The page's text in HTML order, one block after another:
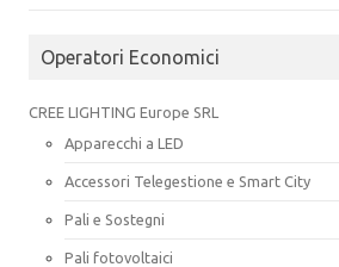
Operatori Economici
CREE LIGHTING Europe SRL
Apparecchi a LED
Accessori Telegestione e Smart City
Pali e Sostegni
Pali fotovoltaici